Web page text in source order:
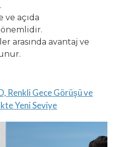
açıda
arasında avantaj ve
Renkli Gece Görüşü ve
Yeni Seviye